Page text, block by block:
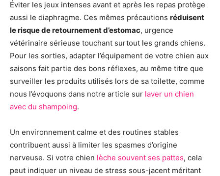
Éviter les jeux intenses avant et après les repas protège
aussi le diaphragme. Ces mêmes précautions réduisent
le risque de retournement d’estomac, urgence
vétérinaire sérieuse touchant surtout les grands chiens.
Pour les sorties, adapter l’équipement de votre chien aux
saisons fait partie des bons réflexes, au même titre que
surveiller les produits utilisés lors de sa toilette, comme
nous l’évoquons dans notre article sur laver un chien
avec du shampoing.
Un environnement calme et des routines stables
contribuent aussi à limiter les spasmes d’origine
nerveuse. Si votre chien lèche souvent ses pattes, cela
peut indiquer un niveau de stress sous-jacent méritant